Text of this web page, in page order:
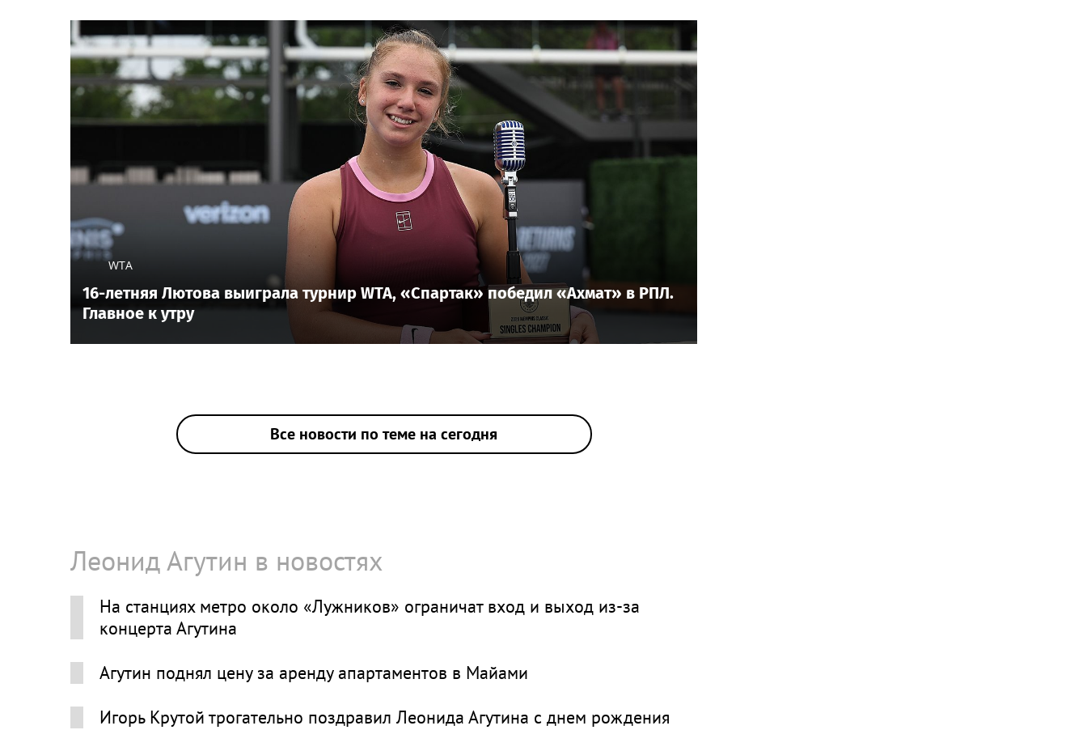
WTA
16-летняя Лютова выиграла турнир WTA, «Спартак» победил «Ахмат» в РПЛ.
Главное к утру
Все новости по теме на сегодня
Леонид Агутин в новостях
На станциях метро около «Лужников» ограничат вход и выход из-за
концерта Агутина
Агутин поднял цену за аренду апартаментов в Майами
Игорь Крутой трогательно поздравил Леонида Агутина с днем рождения